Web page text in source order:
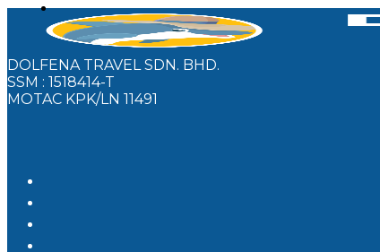
DOLFENA TRAVEL SDN. BHD.
SSM : 1518414-T
MOTAC KPK/LN 11491